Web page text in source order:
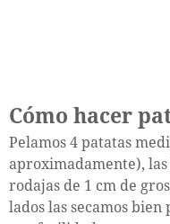
Cómo hacer
Pelamos 4 patatas
aproximadamente),
rodajas de 1 cm de
lados las secamos